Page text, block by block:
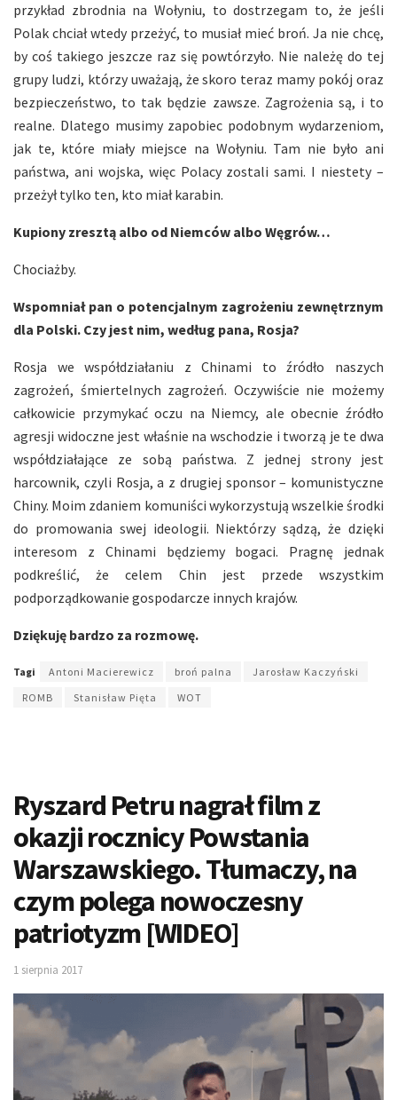
przykład zbrodnia na Wołyniu, to dostrzegam to, że jeśli
Polak chciał wtedy przeżyć, to musiał mieć broń. Ja nie chcę,
by coś takiego jeszcze raz się powtórzyło. Nie należę do tej
grupy ludzi, którzy uważają, że skoro teraz mamy pokój oraz
bezpieczeństwo, to tak będzie zawsze. Zagrożenia są, i to
realne. Dlatego musimy zapobiec podobnym wydarzeniom,
jak te, które miały miejsce na Wołyniu. Tam nie było ani
państwa, ani wojska, więc Polacy zostali sami. I niestety –
przeżył tylko ten, kto miał karabin.
Kupiony zresztą albo od Niemców albo Węgrów…
Chociażby.
Wspomniał pan o potencjalnym zagrożeniu zewnętrznym
dla Polski. Czy jest nim, według pana, Rosja?
Rosja we współdziałaniu z Chinami to źródło naszych
zagrożeń, śmiertelnych zagrożeń. Oczywiście nie możemy
całkowicie przymykać oczu na Niemcy, ale obecnie źródło
agresji widoczne jest właśnie na wschodzie i tworzą je te dwa
współdziałające ze sobą państwa. Z jednej strony jest
harcownik, czyli Rosja, a z drugiej sponsor – komunistyczne
Chiny. Moim zdaniem komuniści wykorzystują wszelkie środki
do promowania swej ideologii. Niektórzy sądzą, że dzięki
interesom z Chinami będziemy bogaci. Pragnę jednak
podkreślić, że celem Chin jest przede wszystkim
podporządkowanie gospodarcze innych krajów.
Dziękuję bardzo za rozmowę.
Tagi Antoni Macierewicz broń palna
Jarosław Kaczyński
ROMB
Stanisław Pięta WOT
Ryszard Petru nagrał film z
okazji rocznicy Powstania
Warszawskiego. Tłumaczy, na
czym polega nowoczesny
patriotyzm [WIDEO]
1 sierpnia 2017